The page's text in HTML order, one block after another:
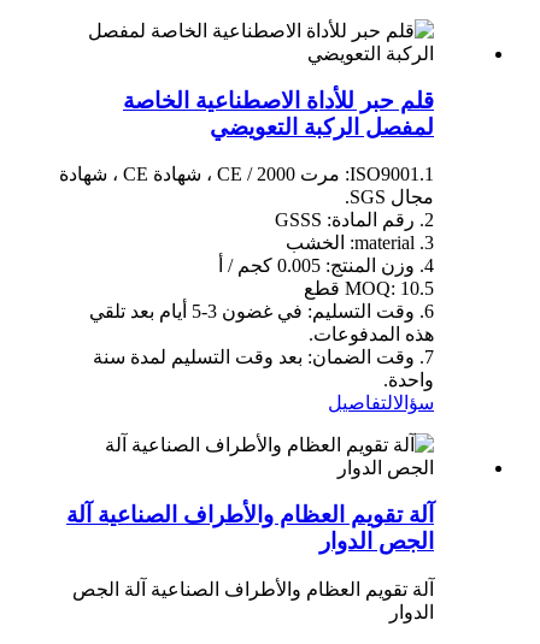
قلم حبر للأداة الاصطناعية الخاصة
لمفصل الركبة التعويضي
1.ISO9001: مرت 2000 / CE ، شهادة CE ، شهادة
مجال SGS.
2. رقم المادة: GSSS
3. material: الخشب
4. وزن المنتج: 0.005 كجم / أ
5.MOQ: 10 قطع
6. وقت التسليم: في غضون 3-5 أيام بعد تلقي
هذه المدفوعات.
7. وقت الضمان: بعد وقت التسليم لمدة سنة
واحدة.
سؤالالتفاصيل
آلة تقويم العظام والأطراف الصناعية آلة
الجص الدوار
آلة تقويم العظام والأطراف الصناعية آلة الجص
الدوار